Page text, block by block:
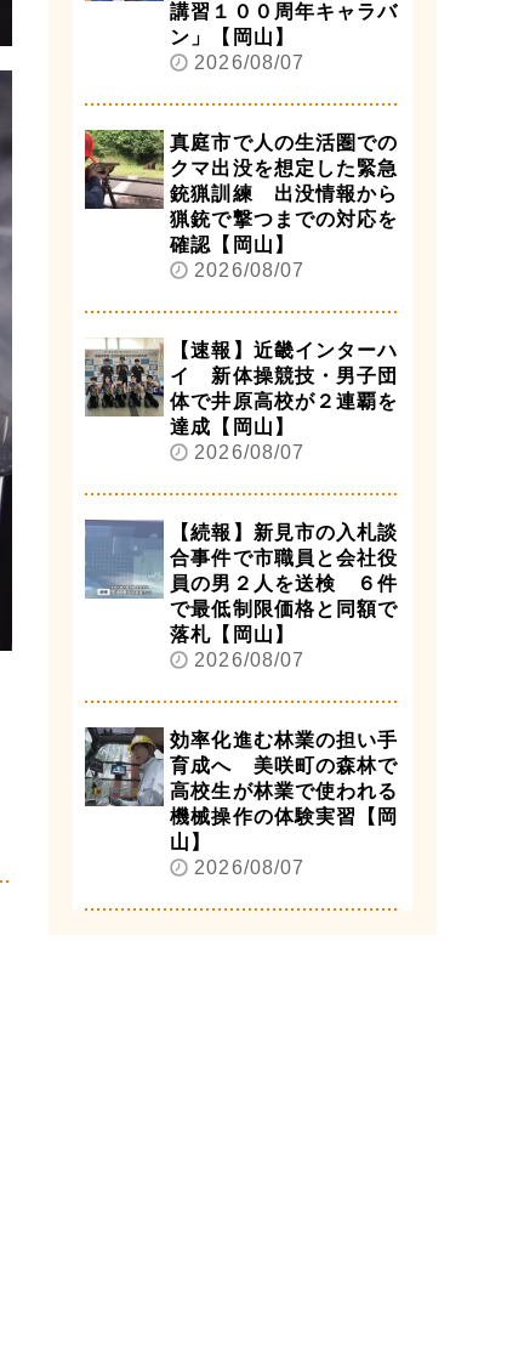
講習１００周年キャラバ
ン」【岡山】
2026/08/07
真庭市で人の生活圏での
クマ出没を想定した緊急
銃猟訓練 出没情報から
猟銃で撃つまでの対応を
確認【岡山】
2026/08/07
【速報】近畿インターハ
イ 新体操競技・男子団
体で井原高校が２連覇を
達成【岡山】
2026/08/07
【続報】新見市の入札談
合事件で市職員と会社役
員の男２人を送検 ６件
で最低制限価格と同額で
落札【岡山】
2026/08/07
効率化進む林業の担い手
育成へ 美咲町の森林で
高校生が林業で使われる
機械操作の体験実習【岡
山】
2026/08/07